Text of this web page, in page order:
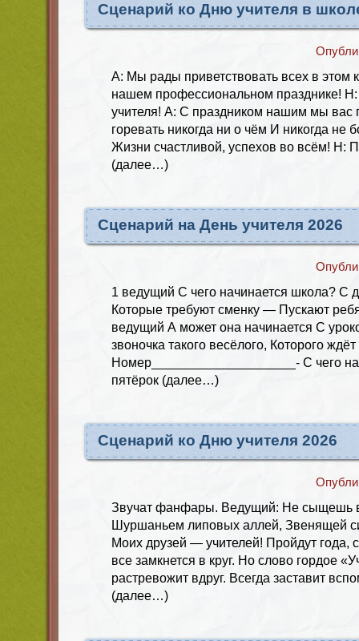
Сценарий ко Дню учителя в
А: Мы рады приветствовать всех в этом
нашем профессиональном празднике!
учителя! А: С праздником нашим мы вас
горевать никогда ни о чём И никогда не
Жизни счастливой, успехов во всём! Н:
(далее…)
Сценарий на День учителя 2026
1 ведущий С чего начинается школа? С
Которые требуют сменку — Пускают
ведущий А может она начинается С
звоночка такого весёлого, Которого
Номер____________________- С чего
пятёрок (далее…)
Сценарий ко Дню учителя 2026
Звучат фанфары. Ведущий: Не сыщешь
Шуршаньем липовых аллей, Звенящей
Моих друзей — учителей! Пройдут года,
все замкнется в круг. Но слово гордое
растревожит вдруг. Всегда заставит
(далее…)